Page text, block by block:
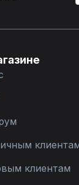
клиентам